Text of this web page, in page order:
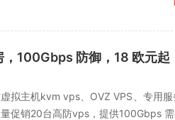
100Gbps 防御，18 欧元起
拟主机kvm vps、OVZ VPS、专用服
促销20台高防vps，提供100Gbps